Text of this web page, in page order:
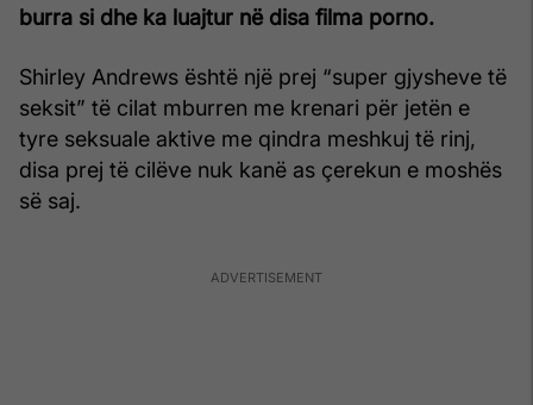
burra si dhe ka luajtur në disa filma porno.
Shirley Andrews është një prej “super gjysheve të
seksit” të cilat mburren me krenari për jetën e
tyre seksuale aktive me qindra meshkuj të rinj,
disa prej të cilëve nuk kanë as çerekun e moshës
së saj.